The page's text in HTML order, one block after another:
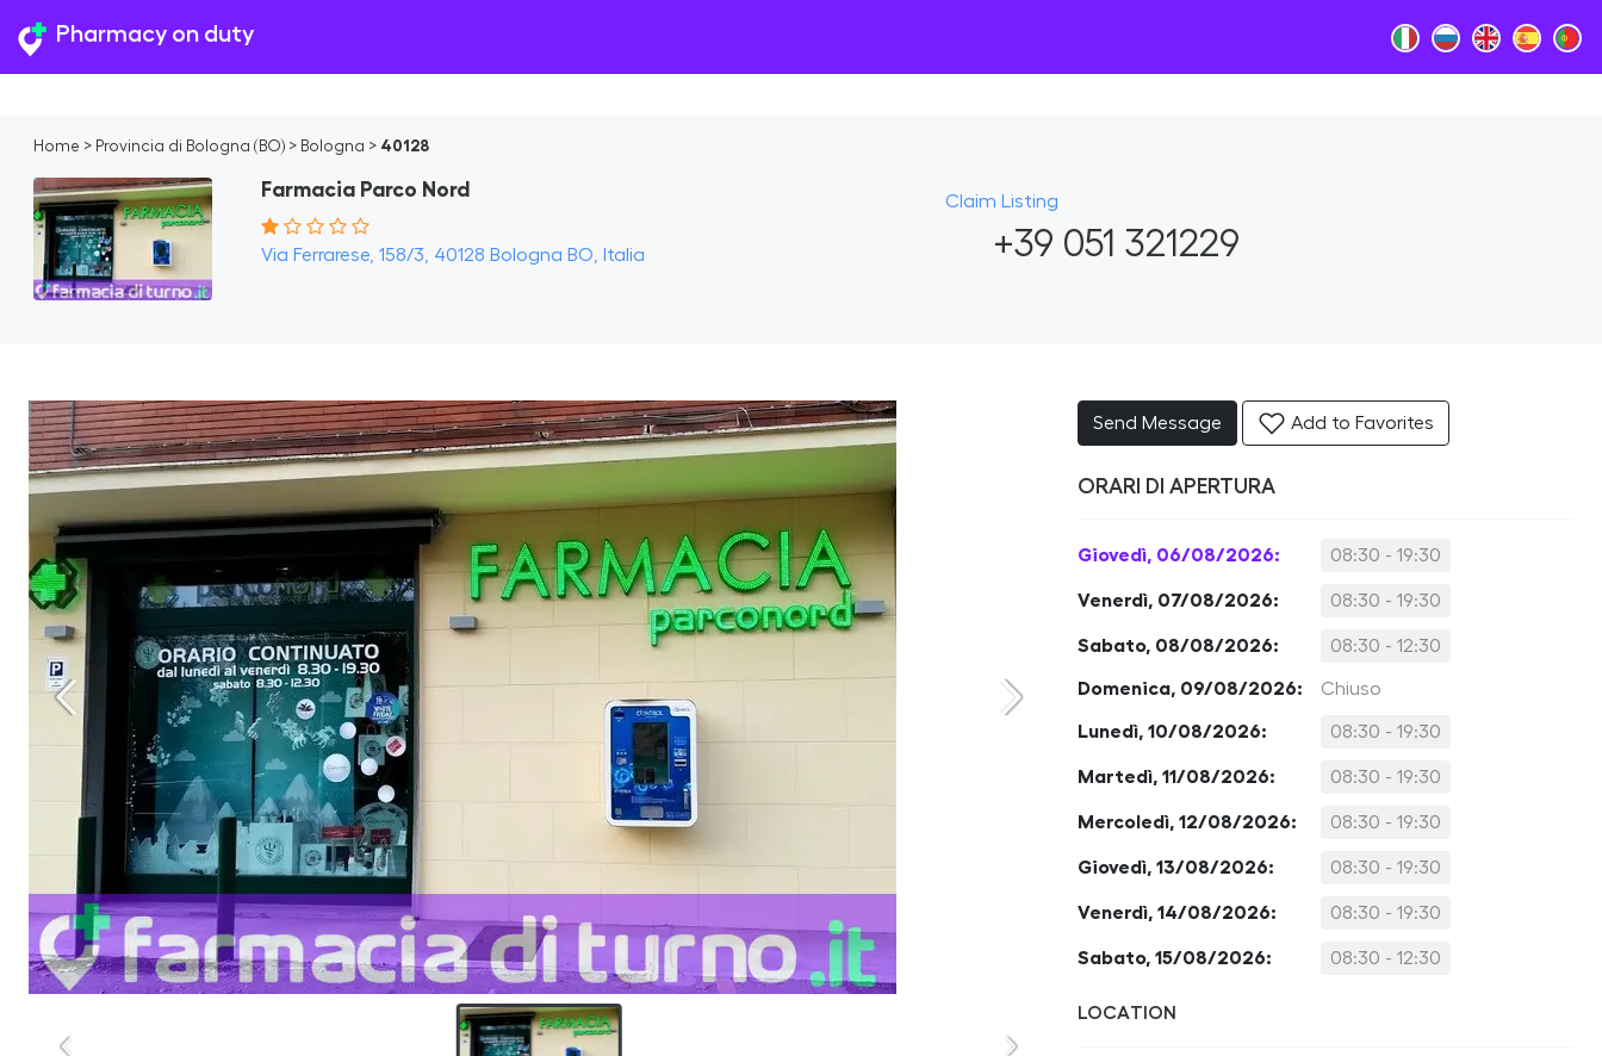
Pharmacy on duty
Home > Provincia di Bologna (BO) > Bologna > 40128
Farmacia Parco Nord
Via Ferrarese, 158/3, 40128 Bologna BO, Italia
Claim Listing
+39 051 321229
Send Message Add to Favorites
ORARI DI APERTURA
Giovedì, 06/08/2026: 08:30 - 19:30
Venerdì, 07/08/2026: 08:30 - 19:30
Sabato, 08/08/2026: 08:30 - 12:30
Domenica, 09/08/2026: Chiuso
Lunedì, 10/08/2026: 08:30 - 19:30
Martedì, 11/08/2026: 08:30 - 19:30
Mercoledì, 12/08/2026: 08:30 - 19:30
Giovedì, 13/08/2026: 08:30 - 19:30
Venerdì, 14/08/2026: 08:30 - 19:30
Sabato, 15/08/2026: 08:30 - 12:30
LOCATION